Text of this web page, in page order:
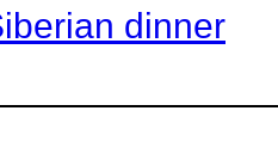
dinner